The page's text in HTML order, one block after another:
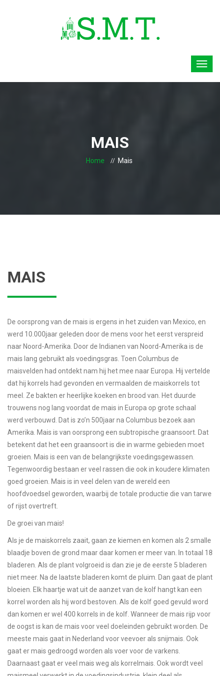
MAIS
Home Mais
MAIS
De oorsprong van de mais is ergens in het zuiden van Mexico, en
werd 10.000jaar geleden door de mens voor het eerst verspreid
naar Noord-Amerika. Door de Indianen van Noord-Amerika is de
mais lang gebruikt als voedingsgras. Toen Columbus de
maisvelden had ontdekt nam hij het mee naar Europa. Hij vertelde
dat hij korrels had gevonden en vermaalden de maiskorrels tot
meel. Ze bakten er heerlijke koeken en brood van. Het duurde
trouwens nog lang voordat de mais in Europa op grote schaal
werd verbouwd. Dat is zo’n 500jaar na Columbus bezoek aan
Amerika. Mais is van oorsprong een subtropische graansoort. Dat
betekent dat het een graansoort is die in warme gebieden moet
groeien. Mais is een van de belangrijkste voedingsgewassen.
Tegenwoordig bestaan er veel rassen die ook in koudere klimaten
goed groeien. Mais is in veel delen van de wereld een
hoofdvoedsel geworden, waarbij de totale productie die van tarwe
of rijst overtreft.
De groei van mais!
Als je de maiskorrels zaait, gaan ze kiemen en komen als 2 smalle
blaadje boven de grond maar daar komen er meer van. In totaal 18
bladeren. Als de plant volgroeid is dan zie je de eerste 5 bladeren
niet meer. Na de laatste bladeren komt de pluim. Dan gaat de plant
bloeien. Elk haartje wat uit de aanzet van de kolf hangt kan een
korrel worden als hij word bestoven. Als de kolf goed gevuld word
dan komen er wel 400 korrels in de kolf. Wanneer de mais rijp voor
de oogst is kan de mais voor veel doeleinden gebruikt worden. De
meeste mais gaat in Nederland voor veevoer als snijmais. Ook
gaat er mais gedroogd worden als voer voor de varkens.
Daarnaast gaat er veel mais weg als korrelmais. Ook wordt veel